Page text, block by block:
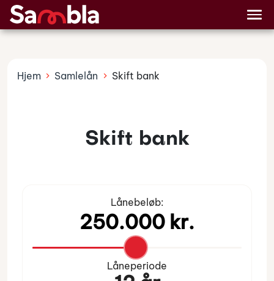
Lånetyper
Hjem Samlelån Skift bank
Skift bank
Lånebeløb:
Låneperiode